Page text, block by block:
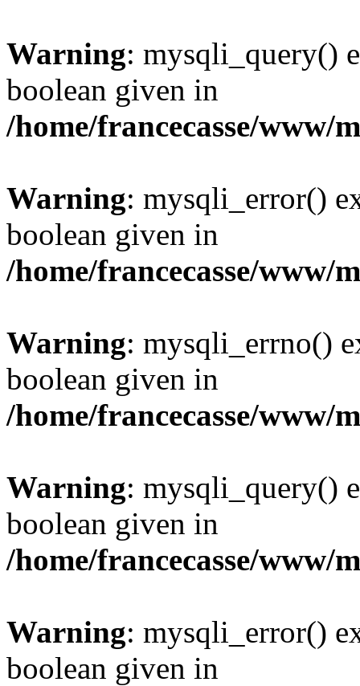
Warning: mysqli_query()
boolean given in
/home/francecasse/www/
Warning: mysqli_error()
boolean given in
/home/francecasse/www/
Warning: mysqli_errno()
boolean given in
/home/francecasse/www/
Warning: mysqli_query()
boolean given in
/home/francecasse/www/
Warning: mysqli_error()
boolean given in